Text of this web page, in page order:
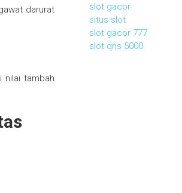
darurat
nilai tambah
slot gacor
situs slot
slot gacor 777
slot qris 5000